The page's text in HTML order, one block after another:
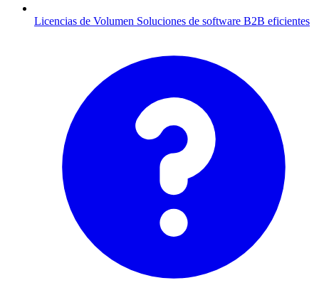
Licencias de Volumen Soluciones de software B2B eficientes